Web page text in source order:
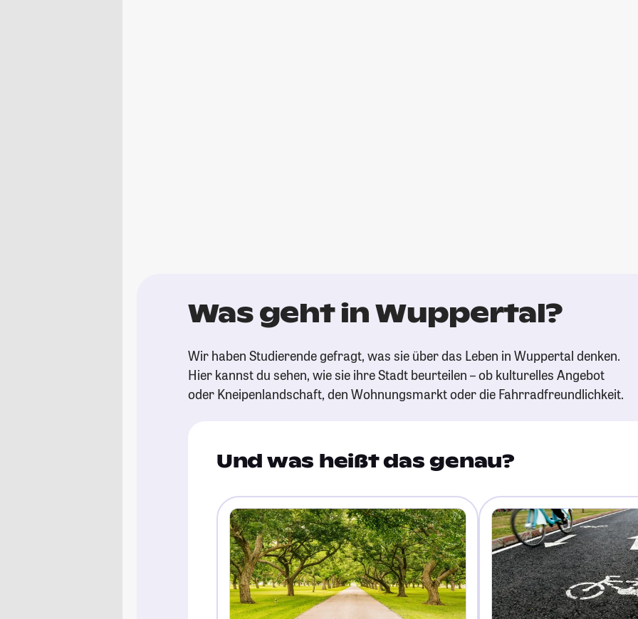
Was geht in Wuppertal?
Wir haben Studierende gefragt, was sie über das Leben in Wuppertal denken.
Hier kannst du sehen, wie sie ihre Stadt beurteilen – ob kulturelles Angebot
oder Kneipenlandschaft, den Wohnungsmarkt oder die Fahrradfreundlichkeit.
Und was heißt das genau?